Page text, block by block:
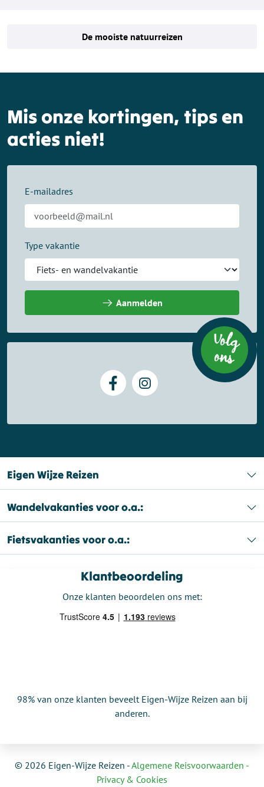
De mooiste natuurreizen
Mis onze kortingen, tips en
acties niet!
E-mailadres
Type vakantie
Aanmelden
Volg
on
s
Eigen Wijze Reizen
Wandelvakanties voor o.a.:
Fietsvakanties voor o.a.:
Klantbeoordeling
Onze klanten beoordelen ons met:
98% van onze klanten beveelt Eigen-Wijze Reizen aan bij
anderen.
© 2026 Eigen-Wijze Reizen -Algemene Reisvoorwaarden -
Privacy & Cookies